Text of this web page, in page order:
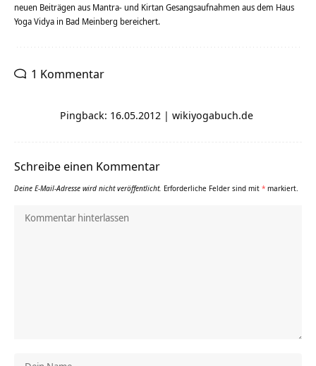
neuen Beiträgen aus Mantra- und Kirtan Gesangsaufnahmen aus dem Haus
Yoga Vidya in Bad Meinberg bereichert.
1 Kommentar
Pingback: 16.05.2012 | wikiyogabuch.de
Schreibe einen Kommentar
Deine E-Mail-Adresse wird nicht veröffentlicht. Erforderliche Felder sind mit * markiert.